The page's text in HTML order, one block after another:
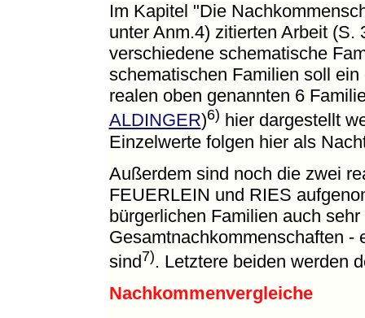
Im Kapitel "Die
unter Anm.4) zitierten Arbeit
verschiedene schematische
schematischen Familien soll ein
realen oben genannten 6
ALDINGER)6) hier dargestellt
Einzelwerte folgen hier als
Außerdem sind noch die zwei
FEUERLEIN und RIES
bürgerlichen Familien auch
Gesamtnachkommenschaften -
sind7). Letztere beiden werden
Nachkommenvergleiche